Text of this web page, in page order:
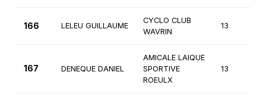
166 LELEU GUILLAUME
CYCLO CLUB
WAVRIN
13
167 DENEQUE DANIEL
AMICALE LAIQUE
SPORTIVE
ROEULX
13